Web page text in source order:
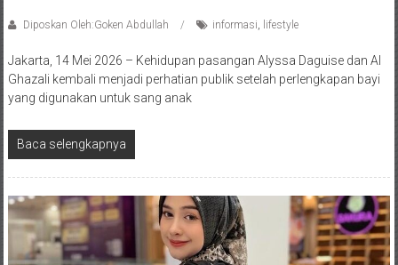
Diposkan Oleh:Goken Abdullah informasi lifestyle
Jakarta, 14 Mei 2026 – Kehidupan pasangan Alyssa Daguise dan Al
Ghazali kembali menjadi perhatian publik setelah perlengkapan bayi
yang digunakan untuk sang anak
Baca selengkapnya